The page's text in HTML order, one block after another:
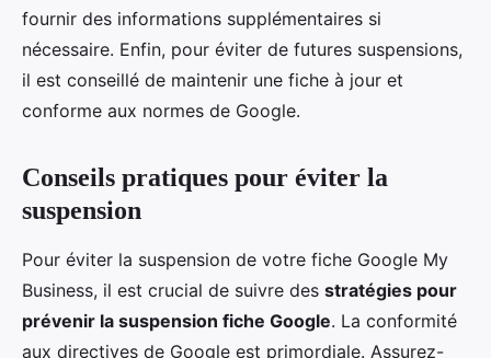
fournir des informations supplémentaires si
nécessaire. Enfin, pour éviter de futures suspensions,
il est conseillé de maintenir une fiche à jour et
conforme aux normes de Google.
Conseils pratiques pour éviter la
suspension
Pour éviter la suspension de votre fiche Google My
Business, il est crucial de suivre des stratégies pour
prévenir la suspension fiche Google. La conformité
aux directives de Google est primordiale. Assurez-